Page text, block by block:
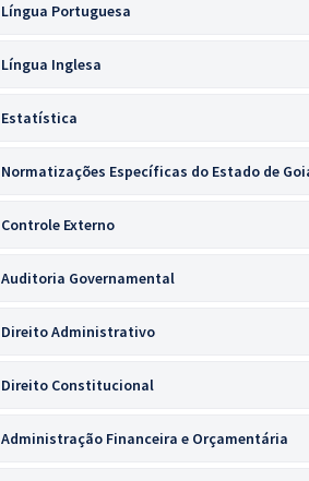
Língua Portuguesa
Língua Inglesa
Estatística
Normatizações Específicas do Estado de
Controle Externo
Auditoria Governamental
Direito Administrativo
Direito Constitucional
Administração Financeira e Orçamentária